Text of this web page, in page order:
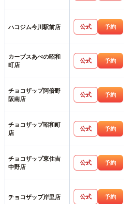
ハコジム今川駅前店 公式 予約
カーブスあべの昭和
町店
公式 予約
チョコザップ阿倍野
阪南店
公式 予約
チョコザップ昭和町
店
公式 予約
チョコザップ東住吉
中野店
公式 予約
チョコザップ岸里店 公式 予約